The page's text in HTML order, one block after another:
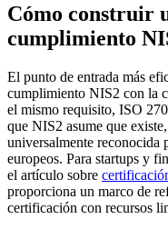
Cómo construir
cumplimiento
El punto de entrada más
cumplimiento NIS2 con la
el mismo requisito, ISO
que NIS2 asume que
universalmente reconocida
europeos. Para startups y
el artículo sobre
proporciona un marco de
certificación con recursos